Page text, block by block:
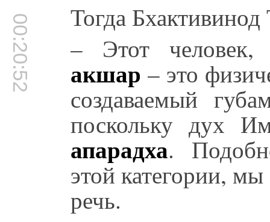
00:20:52
Тогда
– Этот
акшар – это
создаваемый
поскольку дух
апарадха.
этой категории,
речь.